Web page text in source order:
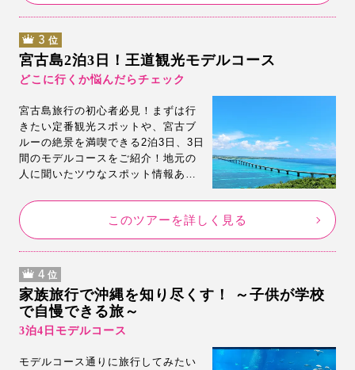
してください。
3 位
宮古島2泊3日！王道観光モデルコース
どこに行くか悩んだらチェック
宮古島旅行の初心者必見！まずは行
きたい定番観光スポットや、宮古ブ
ルーの絶景を満喫できる2泊3日、3日
間のモデルコースをご紹介！地元の
人に聞いたツウなスポット情報あ
で宮古島を思う存分楽しめる♪王道の
観光モデルコースです。このツアーを詳しく見る
4 位
家族旅行で沖縄を知り尽くす！ ～子供が学校
で自慢できる旅～
3泊4日モデルコース
モデルコース通りに旅行してみたい